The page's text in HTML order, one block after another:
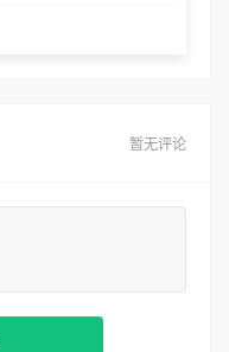
暂无评论